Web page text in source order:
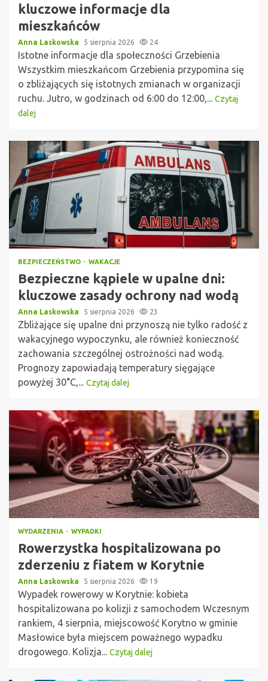
kluczowe informacje dla
mieszkańców
Anna Laskowska 5 sierpnia 2026 24
Istotne informacje dla społeczności Grzebienia
Wszystkim mieszkańcom Grzebienia przypomina się
o zbliżających się istotnych zmianach w organizacji
ruchu. Jutro, w godzinach od 6:00 do 12:00,... Czytaj
dalej
BEZPIECZEŃSTWO WAKACJE
Bezpieczne kąpiele w upalne dni:
kluczowe zasady ochrony nad wodą
Anna Laskowska 5 sierpnia 2026 23
Zbliżające się upalne dni przynoszą nie tylko radość z
wakacyjnego wypoczynku, ale również konieczność
zachowania szczególnej ostrożności nad wodą.
Prognozy zapowiadają temperatury sięgające
powyżej 30°C,... Czytaj dalej
WYDARZENIA WYPADKI
Rowerzystka hospitalizowana po
zderzeniu z fiatem w Korytnie
Anna Laskowska 5 sierpnia 2026 19
Wypadek rowerowy w Korytnie: kobieta
hospitalizowana po kolizji z samochodem Wczesnym
rankiem, 4 sierpnia, miejscowość Korytno w gminie
Masłowice była miejscem poważnego wypadku
drogowego. Kolizja... Czytaj dalej